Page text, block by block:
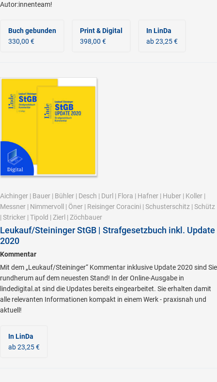
Autor:innenteam!
Buch gebunden
330,00 €
Print & Digital
398,00 €
In LinDa
ab 23,25 €
Aichinger | Bauer | Bühler | Desch | Durl | Flora | Hafner | Huber | Koller |
Messner | Nimmervoll | Öner | Reisinger Coracini | Schusterschitz | Schütz
| Stricker | Tipold | Zierl | Zöchbauer
Leukauf/Steininger StGB | Strafgesetzbuch inkl. Update
2020
Kommentar
Mit dem „Leukauf/Steininger“ Kommentar inklusive Update 2020 sind Sie
rundherum auf dem neuesten Stand! In der Online-Ausgabe in
lindedigital.at sind die Updates bereits eingearbeitet. Sie erhalten damit
alle relevanten Informationen kompakt in einem Werk - praxisnah und
aktuell!
In LinDa
ab 23,25 €